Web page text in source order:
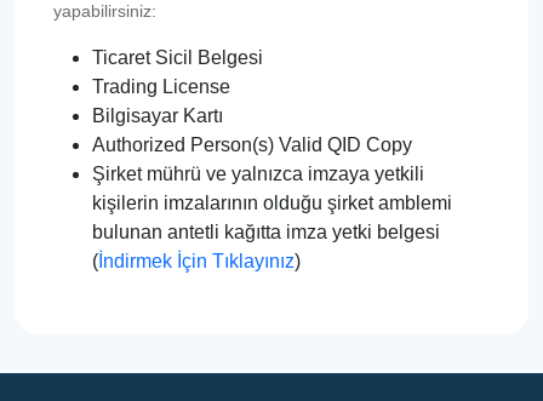
yapabilirsiniz:
Ticaret Sicil Belgesi
Trading License
Bilgisayar Kartı
Authorized Person(s) Valid QID Copy
Şirket mührü ve yalnızca imzaya yetkili
kişilerin imzalarının olduğu şirket amblemi
bulunan antetli kağıtta imza yetki belgesi
( İndirmek İçin Tıklayınız)